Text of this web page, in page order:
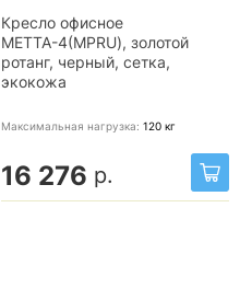
Кресло офисное
МЕТТА-4(MPRU), золотой
ротанг, черный, сетка,
экокожа
Максимальная нагрузка: 120 кг
16 276 р.